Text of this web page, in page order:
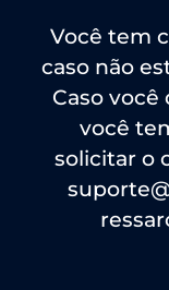
Você tem
caso não
Caso
você
solicitar o